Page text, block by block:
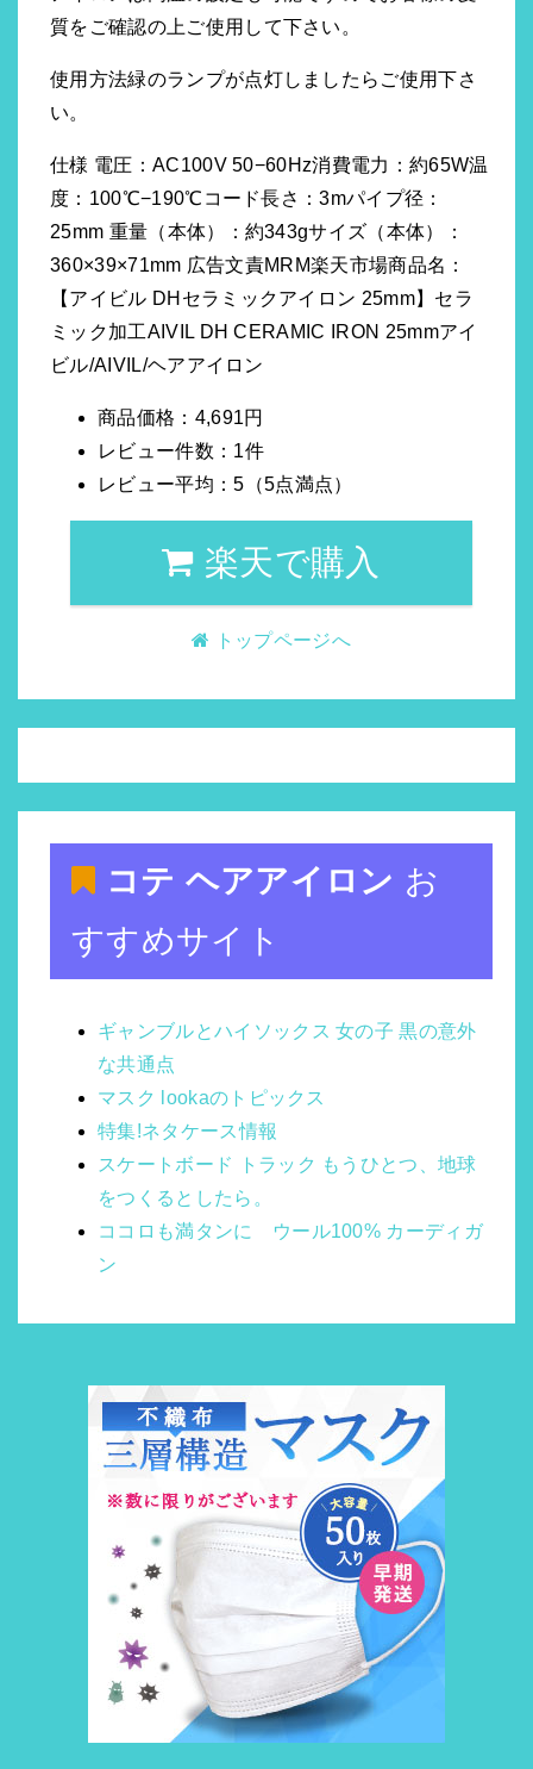
質をご確認の上ご使用して下さい。
使用方法緑のランプが点灯しましたらご使用下さ
い。
仕様 電圧：AC100V 50−60Hz消費電力：約65W温
度：100℃−190℃コード長さ：3mパイプ径：
25mm 重量（本体）：約343gサイズ（本体）：
360×39×71mm 広告文責MRM楽天市場商品名：
【アイビル DHセラミックアイロン 25mm】セラ
ミック加工AIVIL DH CERAMIC IRON 25mmアイ
ビル/AIVIL/ヘアアイロン
商品価格：4,691円
レビュー件数：1件
レビュー平均：5（5点満点）
楽天で購入
トップページへ
コテ ヘアアイロン お
すすめサイト
ギャンブルとハイソックス 女の子 黒の意外
な共通点
マスク lookaのトピックス
特集!ネタケース情報
スケートボード トラック もうひとつ、地球
をつくるとしたら。
ココロも満タンに ウール100% カーディガ
ン